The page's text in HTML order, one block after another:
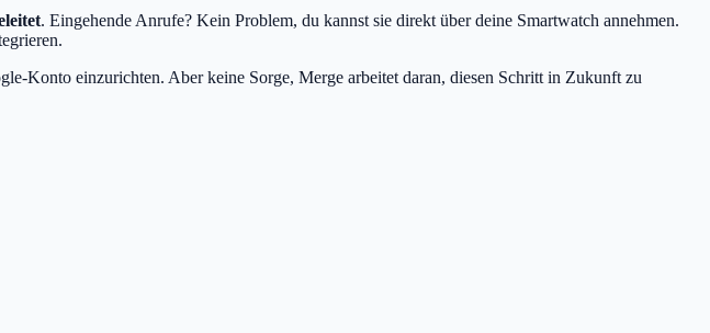
. Eingehende Anrufe? Kein Problem, du kannst sie direkt über deine Smartwatch annehmen.
Konto einzurichten. Aber keine Sorge, Merge arbeitet daran, diesen Schritt in Zukunft zu